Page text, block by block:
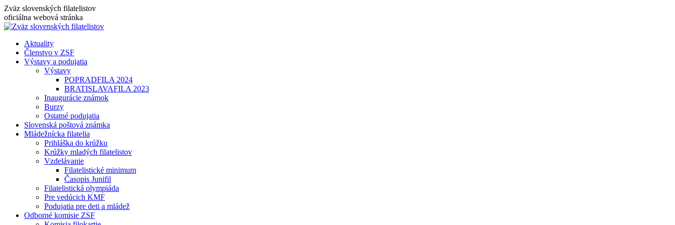
Skip
to
content
Zväz slovenských filatelistov
oficiálna webová stránka
Aktuality
Členstvo v ZSF
Výstavy a podujatia
Výstavy
POPRADFILA 2024
BRATISLAVAFILA 2023
Inaugurácie známok
Burzy
Ostatné podujatia
Slovenská poštová známka
Mládežnícka filatelia
Prihláška do krúžku
Krúžky mladých filatelistov
Vzdelávanie
Filatelistické minimum
Časopis Junifil
Filatelistická olympiáda
Pre vedúcich KMF
Podujatia pre deti a mládež
Odborné komisie ZSF